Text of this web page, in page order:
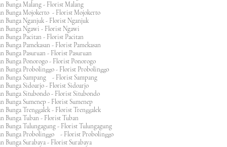
Bunga Malang - Florist Malang
Bunga Mojokerto - Florist Mojokerto
Bunga Nganjuk - Florist Nganjuk
Bunga Ngawi - Florist Ngawi
Bunga Pacitan - Florist Pacitan
Bunga Pamekasan - Florist Pamekasan
Bunga Pasuruan - Florist Pasuruan
Bunga Ponorogo - Florist Ponorogo
Bunga Probolinggo - Florist Probolinggo
Bunga Sampang - Florist Sampang
Bunga Sidoarjo - Florist Sidoarjo
Bunga Situbondo - Florist Situbondo
Bunga Sumenep - Florist Sumenep
Bunga Trenggalek - Florist Trenggalek
Bunga Tuban - Florist Tuban
Bunga Tulungagung - Florist Tulungagung
Bunga Probolinggo - Florist Probolinggo
Bunga Surabaya - Florist Surabaya